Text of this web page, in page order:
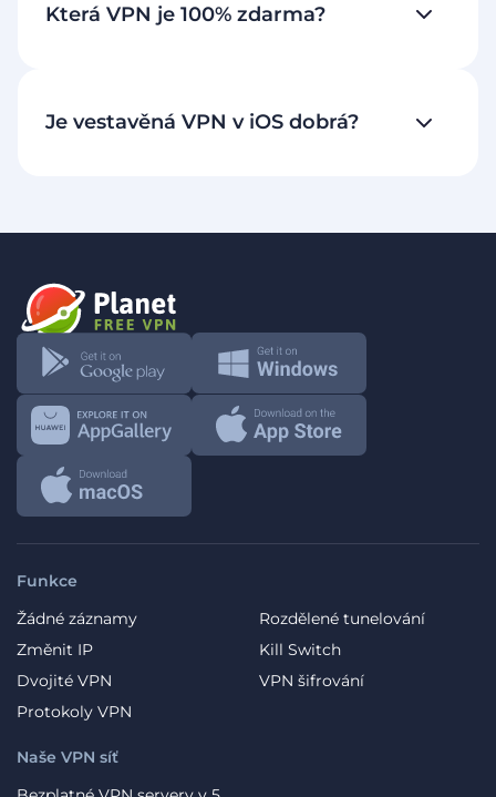
Která VPN je 100% zdarma?
Je vestavěná VPN v iOS dobrá?
Funkce
Žádné záznamy
Rozdělené tunelování
Změnit IP
Kill Switch
Dvojité VPN
VPN šifrování
Protokoly VPN
Naše VPN síť